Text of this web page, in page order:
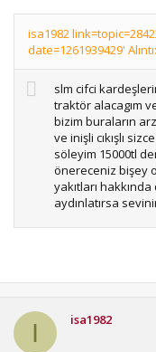
isa1982
date=1261939429' Alıntı:
slm cifci
traktör alacagım
bizim buraların
ve inişli cıkışlı
söleyim 15000tl
önereceniz bişey
yakıtları
aydınlatırsa
2. komprosörü
e haliyle arada hp
I isa1982